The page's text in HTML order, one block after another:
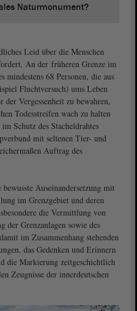
Naturmonument?
Leid über die Menschen
An der früheren Grenze im
mindestens 68 Personen, die aus
Fluchtversuch) ums Leben
Vergessenheit zu bewahren,
Todesstreifen wach zu halten
Schutz des Stacheldrahtes
mit seltenen Tier- und
Auftrag des
Auseinandersetzung mit
im Grenzgebiet und deren
die Vermittlung von
der Grenzanlagen sowie des
im Zusammenhang stehenden
das Gedenken und Erinnern
die Markierung zeitgeschichtlich
Zeugnisse der innerdeutschen